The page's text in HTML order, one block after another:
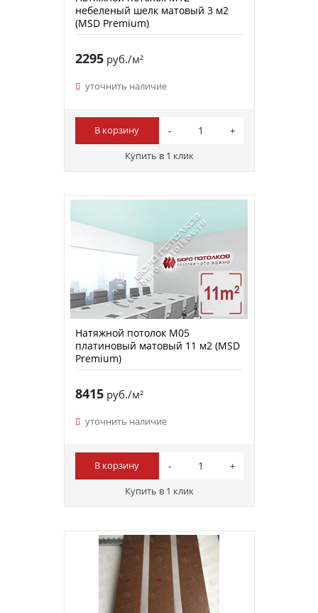
небеленый шелк матовый 3 м2
(MSD Premium)
2295руб./м²
уточнить наличие
В корзину
Купить в 1 клик
Натяжной потолок M05
платиновый матовый 11 м2 (MSD
Premium)
8415руб./м²
уточнить наличие
В корзину
Купить в 1 клик